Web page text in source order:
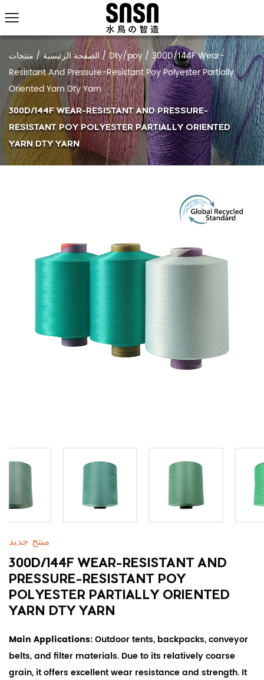
الصفحة الرئيسية/ منتجات /Dty/poy / 300D/144F Wear-
Resistant And Pressure-Resistant Poy Polyester Partially
Oriented Yarn Dty Yarn
300D/144F WEAR-RESISTANT AND PRESSURE-
RESISTANT POY POLYESTER PARTIALLY ORIENTED
YARN DTY YARN
منتج جديد
300D/144F WEAR-RESISTANT AND
PRESSURE-RESISTANT POY
POLYESTER PARTIALLY ORIENTED
YARN DTY YARN
Main Applications:Outdoor tents, backpacks, conveyor
belts, and filter materials. Due to its relatively coarse
grain, it offers excellent wear resistance and strength. It